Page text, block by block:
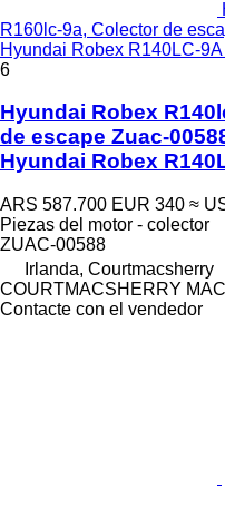
R160lc-9a, Colector de
Hyundai Robex R140LC-
6
Hyundai Robex
de escape Zuac-
Hyundai Robex
ARS 587.700 EUR 340 ≈
Piezas del motor - colector
ZUAC-00588
Irlanda, Courtmacsherry
COURTMACSHERRY
Contacte con el vendedor